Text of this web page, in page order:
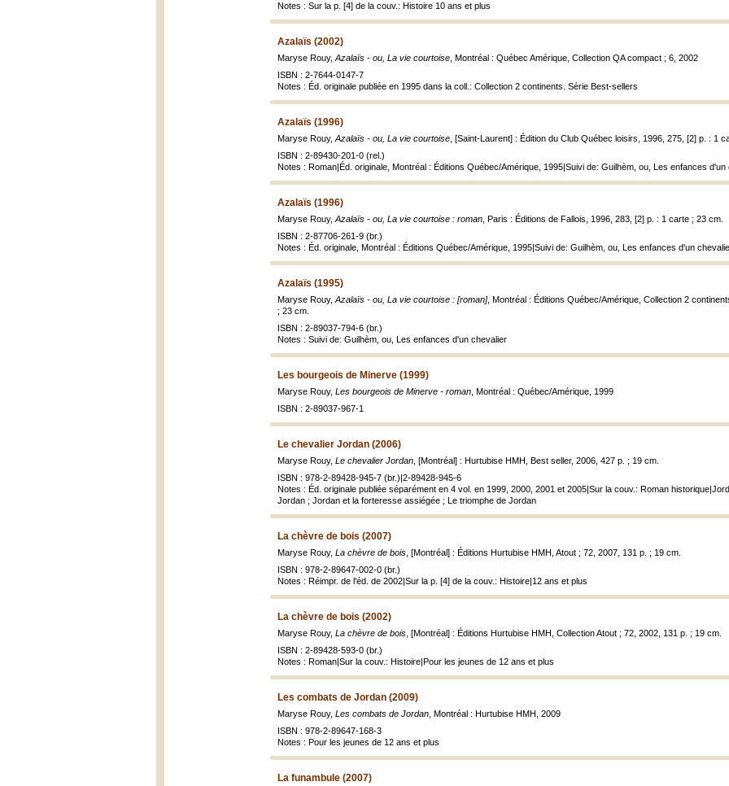
Notes : Sur la p. [4] de la couv.: Histoire 10 ans et plus
Azalaïs (2002)
Maryse Rouy, Azalaïs - ou, La vie courtoise , Montréal : Québec Amérique, Collection QA compact ; 6, 2002
ISBN : 2-7644-0147-7
Notes : Éd. originale publiée en 1995 dans la coll.: Collection 2 continents. Série Best-sellers
Azalaïs (1996)
Maryse Rouy, Azalaïs - ou, La vie courtoise , [Saint-Laurent] : Édition du Club Québec loisirs, 1996, 275, [2] p. : 1
ISBN : 2-89430-201-0 (rel.)
Notes : Roman|Éd. originale, Montréal : Éditions Québec/Amérique, 1995|Suivi de: Guilhèm, ou, Les enfances d'un
Azalaïs (1996)
Maryse Rouy, Azalaïs - ou, La vie courtoise : roman , Paris : Éditions de Fallois, 1996, 283, [2] p. : 1 carte ; 23 cm.
ISBN : 2-87706-261-9 (br.)
Notes : Éd. originale, Montréal : Éditions Québec/Amérique, 1995|Suivi de: Guilhèm, ou, Les enfances d'un
Azalaïs (1995)
Maryse Rouy, Azalaïs - ou, La vie courtoise : [roman], Montréal : Éditions Québec/Amérique, Collection 2
; 23 cm.
ISBN : 2-89037-794-6 (br.)
Notes : Suivi de: Guilhèm, ou, Les enfances d'un chevalier
Les bourgeois de Minerve (1999)
Maryse Rouy, Les bourgeois de Minerve - roman , Montréal : Québec/Amérique, 1999
ISBN : 2-89037-967-1
Le chevalier Jordan (2006)
Maryse Rouy, Le chevalier Jordan , [Montréal] : Hurtubise HMH, Best seller, 2006, 427 p. ; 19 cm.
ISBN : 978-2-89428-945-7 (br.)|2-89428-945-6
Notes : Éd. originale publiée séparément en 4 vol. en 1999, 2000, 2001 et 2005|Sur la couv.: Roman
Jordan ; Jordan et la forteresse assiégée ; Le triomphe de Jordan
La chèvre de bois (2007)
Maryse Rouy, La chèvre de bois , [Montréal] : Éditions Hurtubise HMH, Atout ; 72, 2007, 131 p. ; 19 cm.
ISBN : 978-2-89647-002-0 (br.)
Notes : Réimpr. de l'éd. de 2002|Sur la p. [4] de la couv.: Histoire|12 ans et plus
La chèvre de bois (2002)
Maryse Rouy, La chèvre de bois , [Montréal] : Éditions Hurtubise HMH, Collection Atout ; 72, 2002, 131 p. ; 19 cm.
ISBN : 2-89428-593-0 (br.)
Notes : Roman|Sur la couv.: Histoire|Pour les jeunes de 12 ans et plus
Les combats de Jordan (2009)
Maryse Rouy, Les combats de Jordan , Montréal : Hurtubise HMH, 2009
ISBN : 978-2-89647-168-3
Notes : Pour les jeunes de 12 ans et plus
La funambule (2007)